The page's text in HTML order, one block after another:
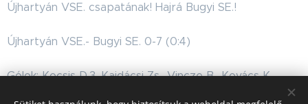
Újhartyán VSE. csapatának! Hajrá Bugyi SE.!
Újhartyán VSE.- Bugyi SE. 0-7 (0:4)
Gólok: Kocsis D.3, Kajdácsi Zs., Vincze B., Kovács K.,